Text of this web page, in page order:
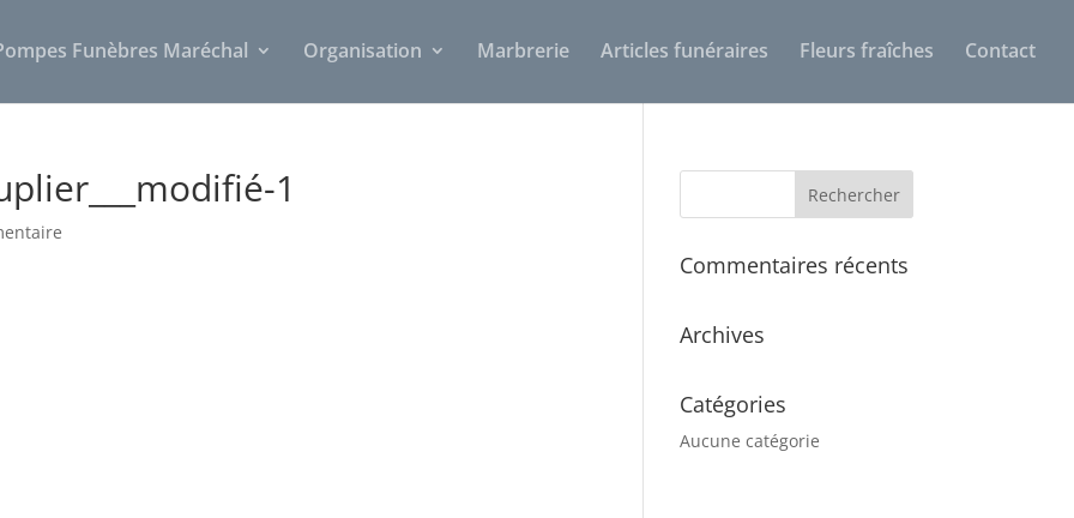
Funèbres Maréchal Organisation Marbrerie Articles funéraires Fleurs fraîches Contact
1
Commentaires récents
Archives
Catégories
Aucune catégorie